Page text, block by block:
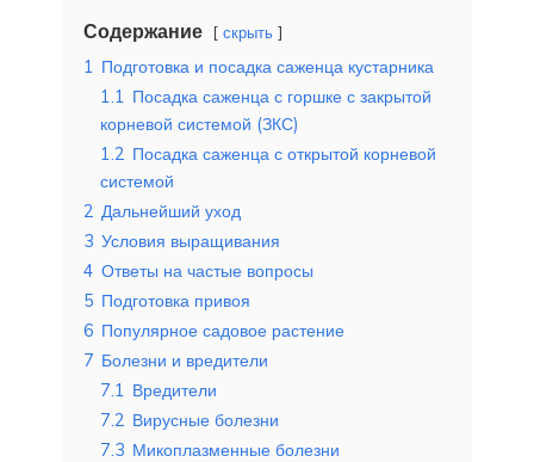
Содержание скрыть
1 Подготовка и посадка саженца кустарника
1.1 Посадка саженца с горшке с закрытой
корневой системой (ЗКС)
1.2 Посадка саженца с открытой корневой
системой
2 Дальнейший уход
3 Условия выращивания
4 Ответы на частые вопросы
5 Подготовка привоя
6 Популярное садовое растение
7 Болезни и вредители
7.1 Вредители
7.2 Вирусные болезни
7.3 Микоплазменные болезни